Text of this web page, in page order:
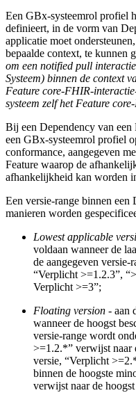
Een GBx-systeemrol profiel
definieert, in de vorm van
applicatie moet
bepaalde context, te kunnen
om een notified pull
Systeem) binnen de context
Feature core-FHIR-
systeem zelf het Feature
Bij een Dependency van een
een GBx-systeemrol profiel
conformance, aangegeven
Feature waarop de
afhankelijkheid kan worden
Een versie-range binnen een
manieren worden
Lowest applicable
voldaan wanneer de
de aangegeven
“Verplicht >=1.2.3”,
Verplicht >=3”;
Floating version - aan
wanneer de hoogst
versie-range wordt
>=1.2.*” verwijst naar
versie, “Verplicht
binnen de hoogste
verwijst naar de